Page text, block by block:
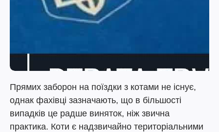
Прямих заборон на поїздки з котами не існує,
однак фахівці зазначають, що в більшості
випадків це радше виняток, ніж звична
практика. Коти є надзвичайно територіальними